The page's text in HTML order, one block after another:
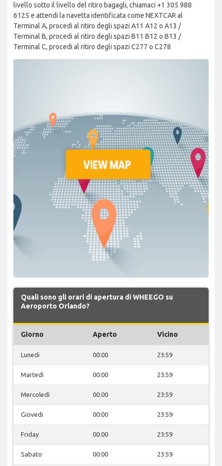
livello sotto il livello del ritiro bagagli, chiamaci +1 305 988
6125 e attendi la navetta identificata come NEXTCAR al
Terminal A, procedi al ritiro degli spazi A11 A12 o A13 /
Terminal B, procedi al ritiro degli spazi B11 B12 o B13 /
Terminal C, procedi al ritiro degli spazi C277 o C278
Quali sono gli orari di apertura di WHEEGO su
Aeroporto Orlando?
Giorno Aperto Vicino
Lunedi 00:00 23:59
Martedì 00:00 23:59
Mercoledì 00:00 23:59
Giovedi 00:00 23:59
Friday 00:00 23:59
Sabato 00:00 23:59